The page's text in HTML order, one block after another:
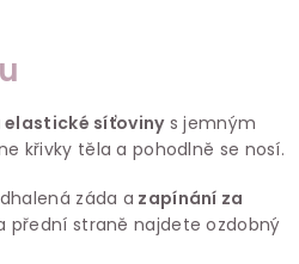
elastické síťovinys jemným
křivky těla a pohodlně se nosí.
záda a zapínání za
přední straně najdete ozdobný